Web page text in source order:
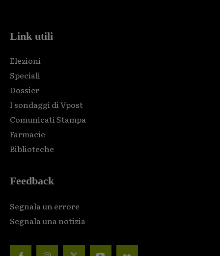
Link utili
Elezioni
Speciali
Dossier
I sondaggi di Vpost
Comunicati Stampa
Farmacie
Biblioteche
Feedback
Segnala un errore
Segnala una notizia